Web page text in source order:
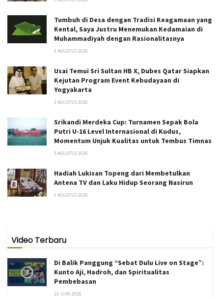
Tumbuh di Desa dengan Tradisi Keagamaan yang
Kental, Saya Justru Menemukan Kedamaian di
Muhammadiyah dengan Rasionalitasnya
3 AGUSTUS 2026
Usai Temui Sri Sultan HB X, Dubes Qatar Siapkan
Kejutan Program Event Kebudayaan di
Yogyakarta
3 AGUSTUS 2026
Srikandi Merdeka Cup: Turnamen Sepak Bola
Putri U-16 Level Internasional di Kudus,
Momentum Unjuk Kualitas untuk Tembus Timnas
3 AGUSTUS 2026
Hadiah Lukisan Topeng dari Membetulkan
Antena TV dan Laku Hidup Seorang Nasirun
1 AGUSTUS 2026
Video Terbaru
Di Balik Panggung “Sebat Dulu Live on Stage”:
Kunto Aji, Hadroh, dan Spiritualitas
Pembebasan
23 JUNI 2026